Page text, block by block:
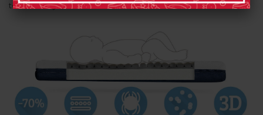
todos los tejidos.